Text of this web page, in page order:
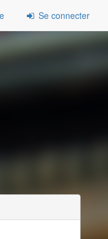
Se connecter